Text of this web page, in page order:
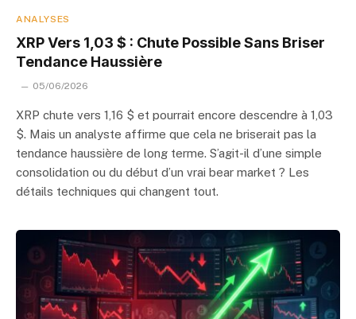
ANALYSES
XRP Vers 1,03 $ : Chute Possible Sans Briser
Tendance Haussière
05/06/2026
XRP chute vers 1,16 $ et pourrait encore descendre à 1,03
$. Mais un analyste affirme que cela ne briserait pas la
tendance haussière de long terme. S’agit-il d’une simple
consolidation ou du début d’un vrai bear market ? Les
détails techniques qui changent tout.